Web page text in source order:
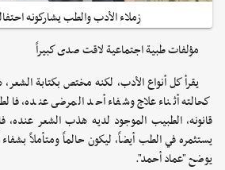
زملاء الأدب والطب يشاركونه
مؤلفات طبية اجتماعية لاقت صدى كبيراً
يقرأ كل أنواع الأدب، لكنه مختص بكتابة الشعر،
كحالته أثناء علاج وشفاء أحد المرضى عنده،
قانونه، الطبيب الموجود لديه هذب الشعر عنده،
يستثمره في الطب أيضاً، ليكون حالماً ومتأملاً
يوضح "عماد أحمد".